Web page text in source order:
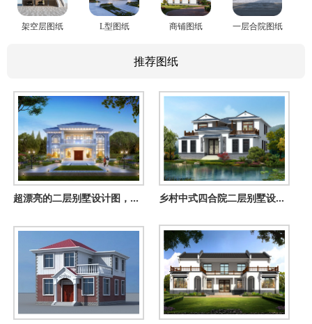
架空层图纸 L型图纸 商铺图纸 一层合院图纸
推荐图纸
超漂亮的二层别墅设计图，外观对称设计，建好很大气 乡村中式四合院二层别墅设计图，中式韵味十足